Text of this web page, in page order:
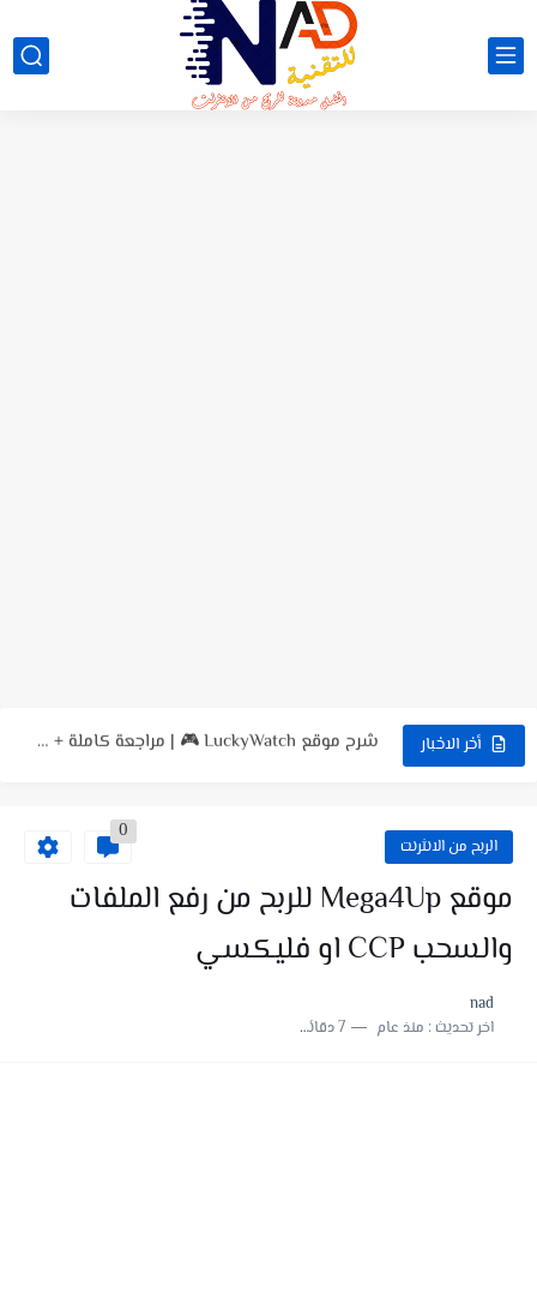
أخر الاخبار
شرح موقع Aviso بالتفصيل | تجربة كاملة للموقع وطريقة العمل...
شرح لعبة Coin Jump تربح منها PayPal؟ شرح كامل +...
الربح من الانثرنت
0
موقع Mega4Up للربح من رفع الملفات
والسحب CCP او فليكسي
nad
اخر تحديث : منذ عام 7 دقائق للقراءة